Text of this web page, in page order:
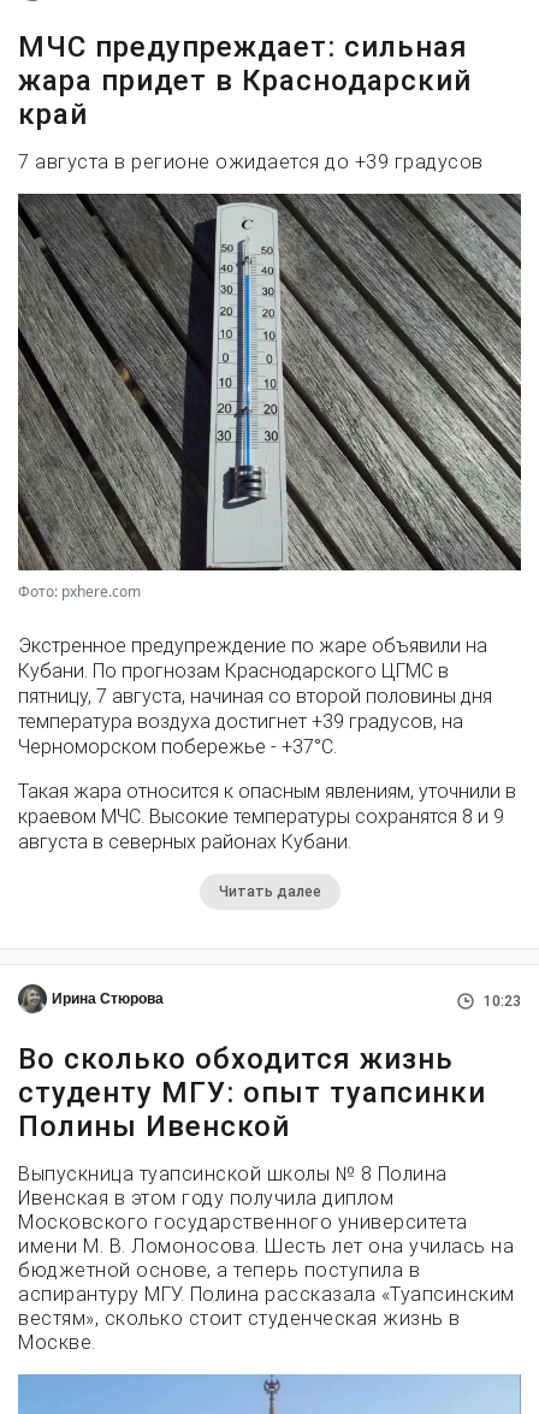
МЧС предупреждает: сильная
жара придет в Краснодарский
край
7 августа в регионе ожидается до +39 градусов
Фото: pxhere.com
Экстренное предупреждение по жаре объявили на
Кубани. По прогнозам Краснодарского ЦГМС в
пятницу, 7 августа, начиная со второй половины дня
температура воздуха достигнет +39 градусов, на
Черноморском побережье - +37°­С.
Такая жара относится к опасным явлениям, уточнили в
краевом МЧС. Высокие температуры сохранятся 8 и 9
августа в северных районах Кубани.
Читать далее
Ирина Стюрова 10:23
Во сколько обходится жизнь
студенту МГУ: опыт туапсинки
Полины Ивенской
Выпускница туапсинской школы № 8 Полина
Ивенская в этом году получила диплом
Московского государственного университета
имени М. В. Ломоносова. Шесть лет она училась на
бюджетной основе, а теперь поступила в
аспирантуру МГУ. Полина рассказала «Туапсинским
вестям», сколько стоит студенческая жизнь в
Москве.